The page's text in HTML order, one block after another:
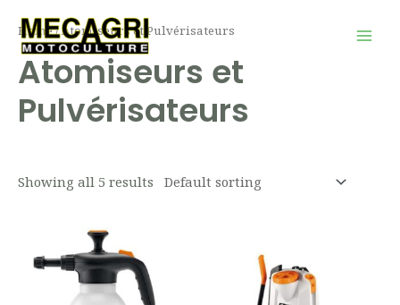
contenu
Home/ Atomiseurs et Pulvérisateurs
Atomiseurs et
Pulvérisateurs
Showing all 5 results